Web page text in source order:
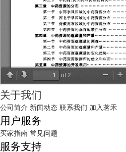
关于我们
公司简介 新闻动态 联系我们 加入茗禾
用户服务
买家指南 常见问题
服务支持